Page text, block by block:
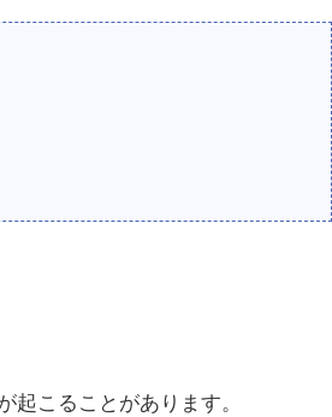
起こることがあります。